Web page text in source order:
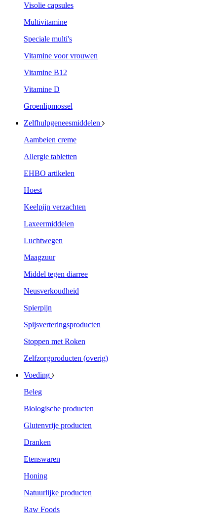
Visolie capsules
Multivitamine
Speciale multi's
Vitamine voor vrouwen
Vitamine B12
Vitamine D
Groenlipmossel
Zelfhulpgeneesmiddelen
Aambeien creme
Allergie tabletten
EHBO artikelen
Hoest
Keelpijn verzachten
Laxeermiddelen
Luchtwegen
Maagzuur
Middel tegen diarree
Neusverkoudheid
Spierpijn
Spijsverteringsproducten
Stoppen met Roken
Zelfzorgproducten (overig)
Voeding
Beleg
Biologische producten
Glutenvrije producten
Dranken
Etenswaren
Honing
Natuurlijke producten
Raw Foods